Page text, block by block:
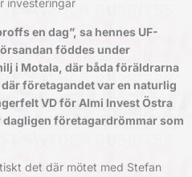
investeringar
en dag”, sa hennes UF-
föddes under
i Motala, där båda föräldrarna
företagandet var en naturlig
VD för Almi Invest Östra
dagligen företagardrömmar som
det där mötet med Stefan